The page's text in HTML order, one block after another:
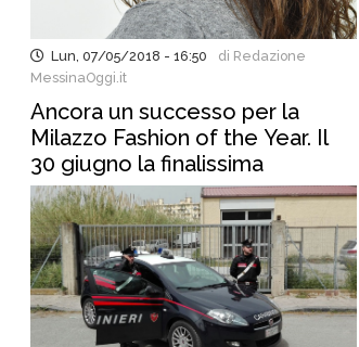
Lun, 07/05/2018 - 16:50
di Redazione
MessinaOggi.it
Ancora un successo per la
Milazzo Fashion of the Year. Il
30 giugno la finalissima